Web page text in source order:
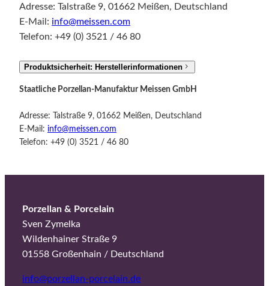
Adresse: Talstraße 9, 01662 Meißen, Deutschland
E-Mail: info@meissen.com
Telefon: +49 (0) 3521 / 46 80
Produktsicherheit: Herstellerinformationen
Staatliche Porzellan-Manufaktur Meissen GmbH
Adresse: Talstraße 9, 01662 Meißen, Deutschland
E-Mail: info@meissen.com
Telefon: +49 (0) 3521 / 46 80
Porzellan & Porcelain
Sven Zymelka
Wildenhainer Straße 9
01558 Großenhain / Deutschland
info@porzellan-porcelain.de